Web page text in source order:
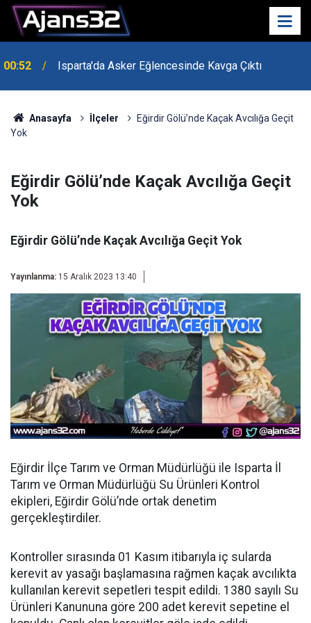
00:52 Isparta'da Asker Eğlencesinde Kavga Çıktı
Anasayfa İlçeler
Eğirdir Gölü’nde Kaçak Avcılığa Geçit
Yok
Eğirdir Gölü’nde Kaçak Avcılığa Geçit
Yok
Eğirdir Gölü’nde Kaçak Avcılığa Geçit Yok
Yayınlanma: 15 Aralık 2023 13:40
Eğirdir İlçe Tarım ve Orman Müdürlüğü ile Isparta İl
Tarım ve Orman Müdürlüğü Su Ürünleri Kontrol
ekipleri, Eğirdir Gölü’nde ortak denetim
gerçekleştirdiler.
Kontroller sırasında 01 Kasım itibarıyla iç sularda
kerevit av yasağı başlamasına rağmen kaçak avcılıkta
kullanılan kerevit sepetleri tespit edildi. 1380 sayılı Su
Ürünleri Kanununa göre 200 adet kerevit sepetine el